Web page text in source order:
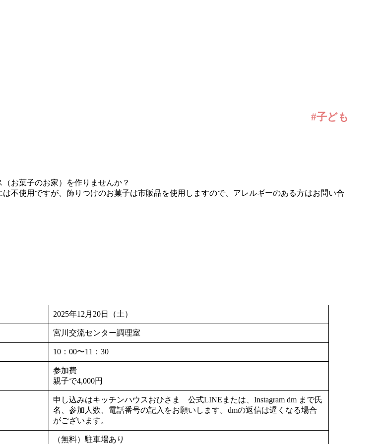
#子ども
お菓子のお家）を作りませんか？
不使用ですが、飾りつけのお菓子は市販品を使用しますので、アレルギーのある方はお問い合
2025年12月20日（土）
宮川交流センター調理室
10：00〜11：30
参加費
親子で4,000円
申し込みはキッチンハウスおひさま 公式LINEまたは、Instagram dm まで氏
名、参加人数、電話番号の記入をお願いします。dmの返信は遅くなる場合
がございます。
（無料）駐車場あり